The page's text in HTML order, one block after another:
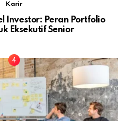
Karir
Investor: Peran Portfolio
Eksekutif Senior